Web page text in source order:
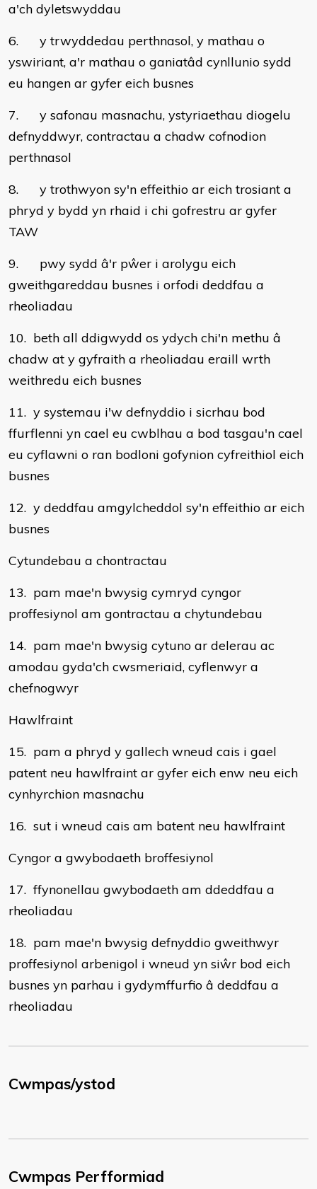
a'ch dyletswyddau
6. y trwyddedau perthnasol, y mathau o
yswiriant, a'r mathau o ganiatâd cynllunio sydd
eu hangen ar gyfer eich busnes
7. y safonau masnachu, ystyriaethau diogelu
defnyddwyr, contractau a chadw cofnodion
perthnasol
8. y trothwyon sy'n effeithio ar eich trosiant a
phryd y bydd yn rhaid i chi gofrestru ar gyfer
TAW
9. pwy sydd â'r pŵer i arolygu eich
gweithgareddau busnes i orfodi deddfau a
rheoliadau
10. beth all ddigwydd os ydych chi'n methu â
chadw at y gyfraith a rheoliadau eraill wrth
weithredu eich busnes
11. y systemau i'w defnyddio i sicrhau bod
ffurflenni yn cael eu cwblhau a bod tasgau'n cael
eu cyflawni o ran bodloni gofynion cyfreithiol eich
busnes
12. y deddfau amgylcheddol sy'n effeithio ar eich
busnes
Cytundebau a chontractau
13. pam mae'n bwysig cymryd cyngor
proffesiynol am gontractau a chytundebau
14. pam mae'n bwysig cytuno ar delerau ac
amodau gyda'ch cwsmeriaid, cyflenwyr a
chefnogwyr
Hawlfraint
15. pam a phryd y gallech wneud cais i gael
patent neu hawlfraint ar gyfer eich enw neu eich
cynhyrchion masnachu
16. sut i wneud cais am batent neu hawlfraint
Cyngor a gwybodaeth broffesiynol
17. ffynonellau gwybodaeth am ddeddfau a
rheoliadau
18. pam mae'n bwysig defnyddio gweithwyr
proffesiynol arbenigol i wneud yn siŵr bod eich
busnes yn parhau i gydymffurfio â deddfau a
rheoliadau
Cwmpas/ystod
Cwmpas Perfformiad